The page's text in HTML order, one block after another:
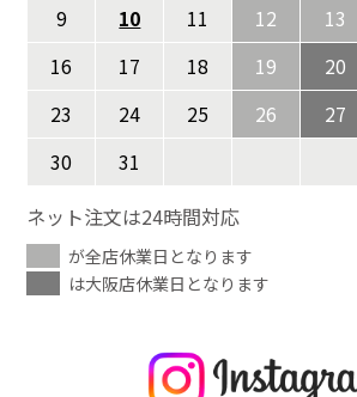
9
10 11 12 13
16
17 18 19 20
23
24 25 26 27
30
31
ネット注文は24時間対応
が全店休業日となります
は大阪店休業日となります